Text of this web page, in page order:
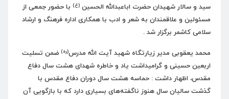
سید و سالار شهیدان حضرت اباعبدالله الحسین (ع) با حضور جمعی از
مسئولین و علاقمندان به شعر و ادب با همکاری اداره فرهنگ و ارشاد
سلامی کاشمر برگزار شد .
محمد یعقوبی مدیر زیارتگاه شهید آیت الله مدرس(ره) ضمن تسلیت
اربعین حسینی و گرامیداشت یاد و خاطره شهدای هشت سال دفاع
مقدس، اظهار داشت : حماسه هشت سال دوران دفاع مقدس با
گذشت سالیان سال هنوز ناگفته‌های بسیاری دارد که با بازگویی آن